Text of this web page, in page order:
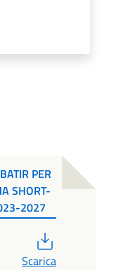
PER
SHORT-
2027
Scarica